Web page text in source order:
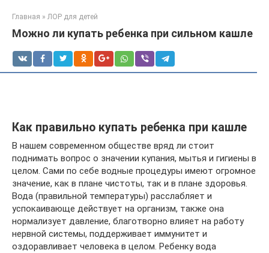
Главная » ЛОР для детей
Можно ли купать ребенка при сильном кашле
Как правильно купать ребенка при кашле
В нашем современном обществе вряд ли стоит
поднимать вопрос о значении купания, мытья и гигиены в
целом. Сами по себе водные процедуры имеют огромное
значение, как в плане чистоты, так и в плане здоровья.
Вода (правильной температуры) расслабляет и
успокаивающе действует на организм, также она
нормализует давление, благотворно влияет на работу
нервной системы, поддерживает иммунитет и
оздоравливает человека в целом. Ребенку вода